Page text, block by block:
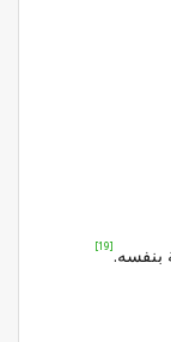
[19]